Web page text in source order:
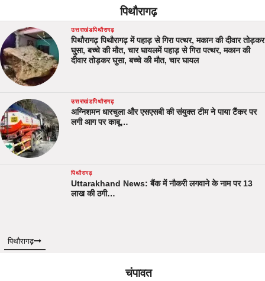
पिथौरागढ़
उत्तराखंडपिथौरागढ़
पिथौरागढ़ पिथौरागढ़ में पहाड़ से गिरा पत्थर, मकान की दीवार तोड़कर
घुसा, बच्चे की मौत, चार घायलमें पहाड़ से गिरा पत्थर, मकान की
दीवार तोड़कर घुसा, बच्चे की मौत, चार घायल
उत्तराखंडपिथौरागढ़
अग्निशमन धारचुला और एसएसबी की संयुक्त टीम ने पाया टैंकर पर
लगी आग पर काबू…
पिथौरागढ़
Uttarakhand News: बैंक में नौकरी लगवाने के नाम पर 13
लाख की ठगी…
पिथौरागढ़
चंपावत